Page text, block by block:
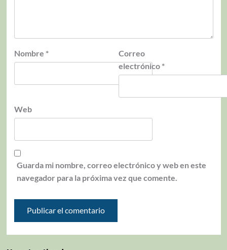
Nombre *
Correo
electrónico *
Web
Guarda mi nombre, correo electrónico y web en este
navegador para la próxima vez que comente.